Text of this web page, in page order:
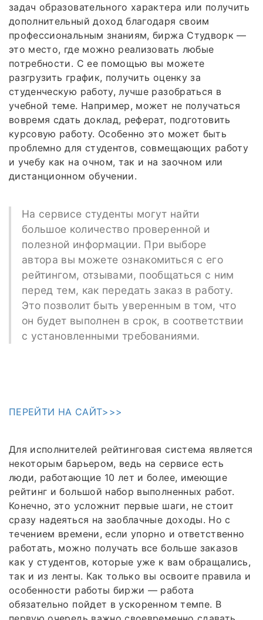
задач образовательного характера или получить
дополнительный доход благодаря своим
профессиональным знаниям, биржа Студворк —
это место, где можно реализовать любые
потребности. С ее помощью вы можете
разгрузить график, получить оценку за
студенческую работу, лучше разобраться в
учебной теме. Например, может не получаться
вовремя сдать доклад, реферат, подготовить
курсовую работу. Особенно это может быть
проблемно для студентов, совмещающих работу
и учебу как на очном, так и на заочном или
дистанционном обучении.
На сервисе студенты могут найти
большое количество проверенной и
полезной информации. При выборе
автора вы можете ознакомиться с его
рейтингом, отзывами, пообщаться с ним
перед тем, как передать заказ в работу.
Это позволит быть уверенным в том, что
он будет выполнен в срок, в соответствии
с установленными требованиями.
ПЕРЕЙТИ НА САЙТ>>>
Для исполнителей рейтинговая система является
некоторым барьером, ведь на сервисе есть
люди, работающие 10 лет и более, имеющие
рейтинг и большой набор выполненных работ.
Конечно, это усложнит первые шаги, не стоит
сразу надеяться на заоблачные доходы. Но с
течением времени, если упорно и ответственно
работать, можно получать все больше заказов
как у студентов, которые уже к вам обращались,
так и из ленты. Как только вы освоите правила и
особенности работы биржи — работа
обязательно пойдет в ускоренном темпе. В